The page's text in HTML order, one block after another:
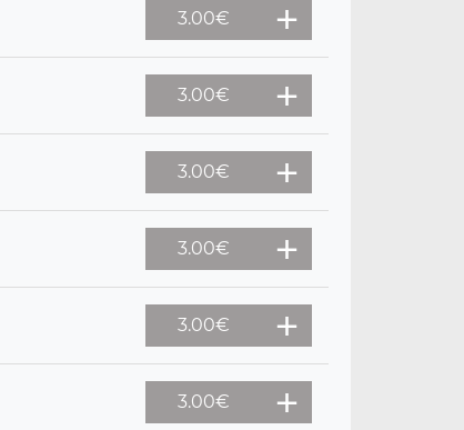
3.00€
3.00€
3.00€
3.00€
3.00€
3.00€